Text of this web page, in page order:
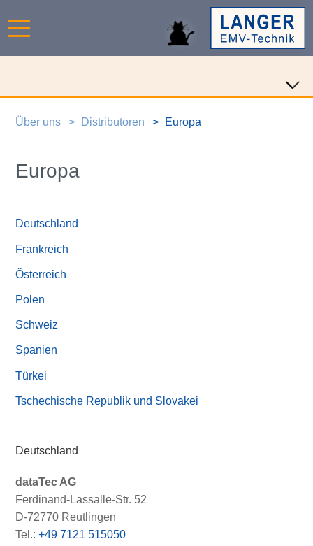
Über uns Distributoren Europa
Europa
Deutschland
Frankreich
Österreich
Polen
Schweiz
Spanien
Türkei
Tschechische Republik und Slovakei
Deutschland
dataTec AG
Ferdinand-Lassalle-Str. 52
D-72770 Reutlingen
Tel.:+49 7121 515050